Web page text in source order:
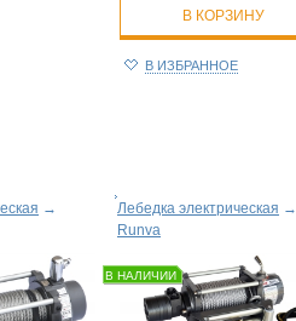
В КОРЗИНУ
В ИЗБРАННОЕ
→
Лебедка электрическая →
Runva
В НАЛИЧИИ